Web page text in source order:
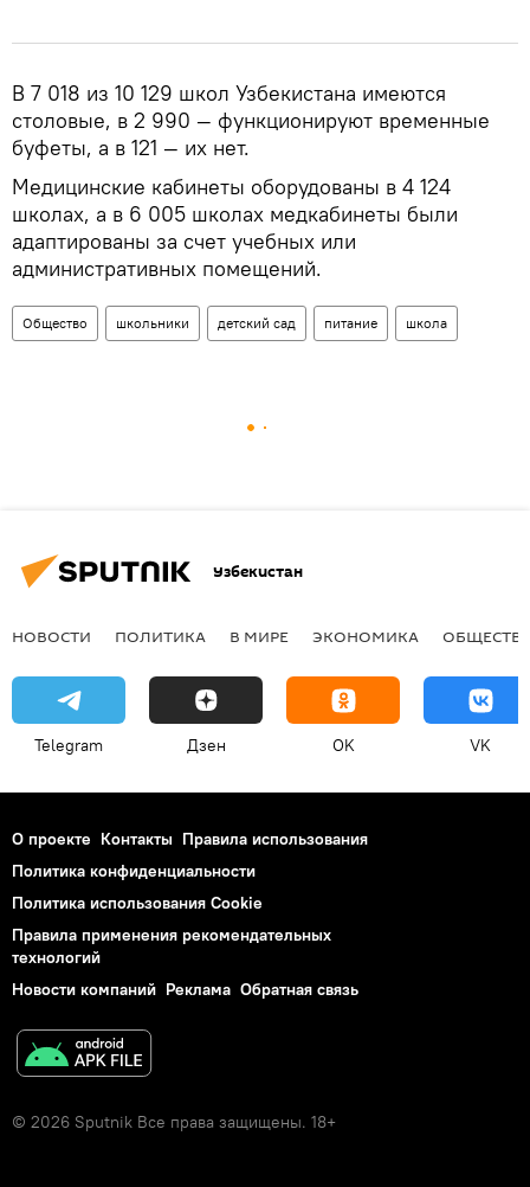
В 7 018 из 10 129 школ Узбекистана имеются
столовые, в 2 990 — функционируют временные
буфеты, а в 121 — их нет.
Медицинские кабинеты оборудованы в 4 124
школах, а в 6 005 школах медкабинеты были
адаптированы за счет учебных или
административных помещений.
Общество школьники детский сад питание школа
Узбекистан
НОВОСТИ ПОЛИТИКА В МИРЕ ЭКОНОМИКА
Telegram Дзен OK VK
О проекте Контакты Правила использования
Политика конфиденциальности
Политика использования Cookie
Правила применения рекомендательных
технологий
Новости компаний Реклама Обратная связь
© 2026 Sputnik Все права защищены. 18+